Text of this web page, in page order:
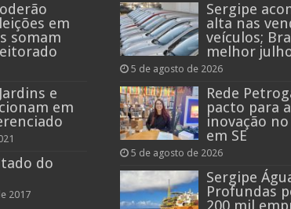
em
somam
e
em
do
2017
Sergipe
alta nas
veículos;
melhor
5 de agosto de 2026
Rede
pacto para
inovação
em SE
5 de agosto de 2026
Sergipe
Profundas
200 mil